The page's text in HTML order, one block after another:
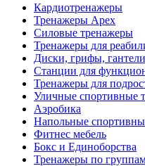
Кардиотренажеры
Тренажеры Apex
Силовые тренажеры
Тренажеры для
Диски, грифы, гантели
Станции для
Тренажеры для
Уличные спортивные
Аэробика
Напольные
Фитнес мебель
Бокс и Единоборства
Тренажеры по